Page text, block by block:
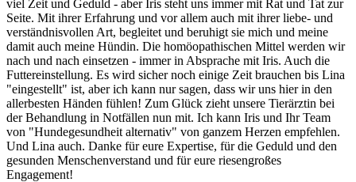
viel Zeit und Geduld - aber Iris steht uns immer mit Rat und Tat zur
Seite. Mit ihrer Erfahrung und vor allem auch mit ihrer liebe- und
verständnisvollen Art, begleitet und beruhigt sie mich und meine
damit auch meine Hündin. Die homöopathischen Mittel werden wir
nach und nach einsetzen - immer in Absprache mit Iris. Auch die
Futtereinstellung. Es wird sicher noch einige Zeit brauchen bis Lina
"eingestellt" ist, aber ich kann nur sagen, dass wir uns hier in den
allerbesten Händen fühlen! Zum Glück zieht unsere Tierärztin bei
der Behandlung in Notfällen nun mit. Ich kann Iris und Ihr Team
von "Hundegesundheit alternativ" von ganzem Herzen empfehlen.
Und Lina auch. Danke für eure Expertise, für die Geduld und den
gesunden Menschenverstand und für eure riesengroßes
Engagement!